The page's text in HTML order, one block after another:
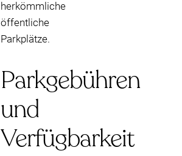
herkömmliche
öffentliche
Parkplätze.
Parkgebühren
und
Verfügbarkeit